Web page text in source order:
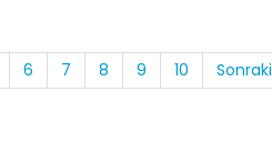
6 7 8 9 10 Sonraki